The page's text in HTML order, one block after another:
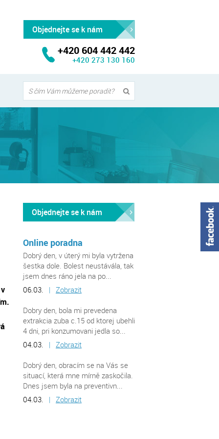
Objednejte se k nám
Online poradna
Dobrý den, v úterý mi byla vytržena
šestka dole. Bolest neustávála, tak
jsem dnes ráno jela na po...
06.03.
| Zobrazit
Dobry den, bola mi prevedena
extrakcia zuba c.15 od ktorej ubehli
4 dni, pri konzumovani jedla so...
04.03.
| Zobrazit
Dobrý den, obracím se na Vás se
situací, která mne mírně zaskočila.
Dnes jsem byla na preventivn...
04.03.
| Zobrazit
Objednejte se k nám
+420 604 442 442
+420 273 130 160